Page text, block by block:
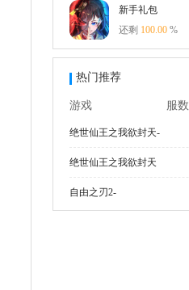
新手礼包
还剩 100.00 %
热门推荐
游戏 服数
绝世仙王之我欲封天-
绝世仙王之我欲封天
自由之刃2-